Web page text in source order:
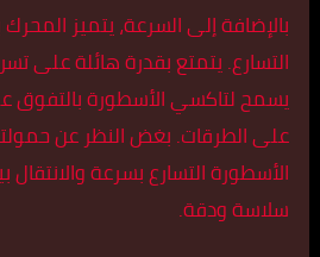
بالإضافة إلى السرعة، يتميز
التسارع. يتمتع بقدرة هائلة على
يسمح لتاكسي الأسطورة بالتفوق
على الطرقات. بغض النظر عن
الأسطورة التسارع بسرعة والانتقال
سلاسة ودقة.